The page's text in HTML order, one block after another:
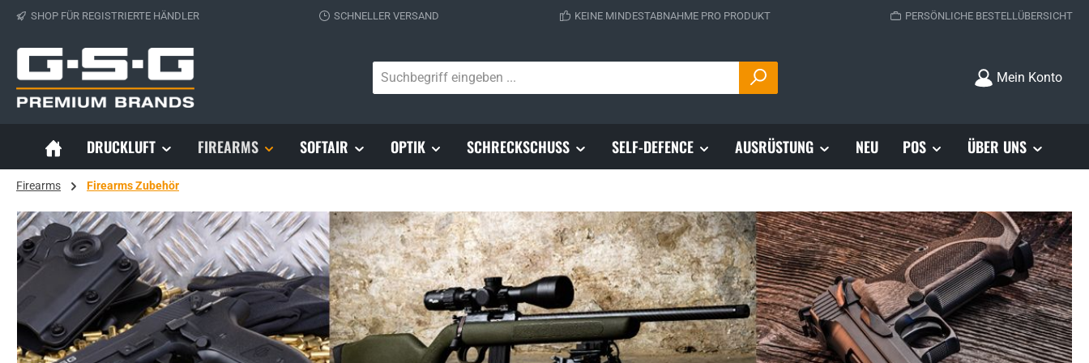
Hauptinhalt springen
Zur Suche springen
Zur Hauptnavigation springen
SHOP FÜR REGISTRIERTE HÄNDLER SCHNELLER VERSAND KEINE MINDESTABNAHME PRO PRODUKT PERSÖNLICHE BESTELLÜBERSICHT
Mein Konto
DRUCKLUFT FIREARMS SOFTAIR OPTIK SCHRECKSCHUSS SELF-DEFENCE AUSRÜSTUNG NEU POS ÜBER UNS
Firearms Firearms Zubehör